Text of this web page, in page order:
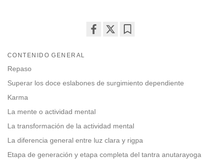
CONTENIDO GENERAL
Repaso
Superar los doce eslabones de surgimiento dependiente
Karma
La mente o actividad mental
La transformación de la actividad mental
La diferencia general entre luz clara y rigpa
Etapa de generación y etapa completa del tantra anutarayoga